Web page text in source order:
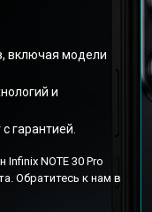
включая модели
и
гарантией.
NOTE 30 Pro
Обратитесь к нам в